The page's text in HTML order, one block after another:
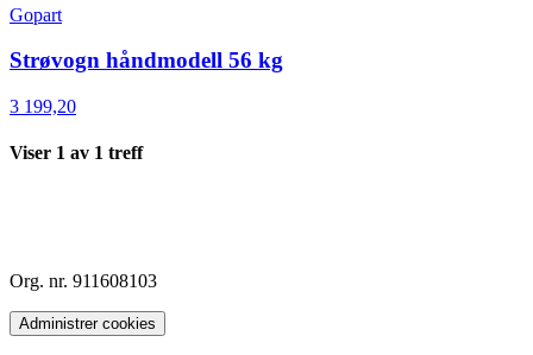
Gopart
Strøvogn håndmodell 56 kg
3 199,20
Viser 1 av 1 treff
Org. nr. 911608103
Administrer cookies